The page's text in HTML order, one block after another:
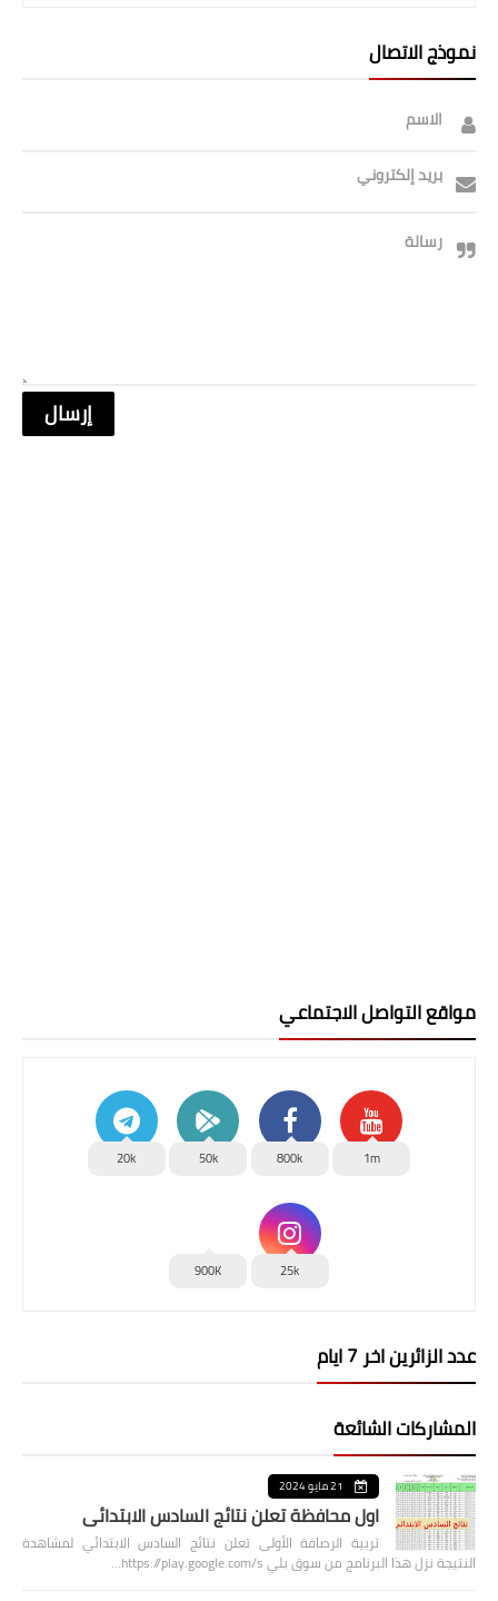
نموذج الاتصال
الاسم
بريد إلكتروني
رسالة
مواقع التواصل الاجتماعي
1m
800k
50k
20k
25k
900K
عدد الزائرين اخر 7 ايام
المشاركات الشائعة
21 مايو 2024
اول محافظة تعلن نتائج السادس الابتدائي
تربية الرصافة الأولى تعلن نتائج السادس الابتدائي لمشاهدة
النتيجة نزل هذا البرنامج من سوق بلي https://play.google.com/s…